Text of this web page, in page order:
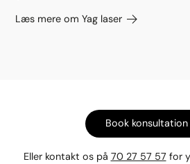
Læs mere om Yag laser
Book konsultation
Eller kontakt os på 70 27 57 57for